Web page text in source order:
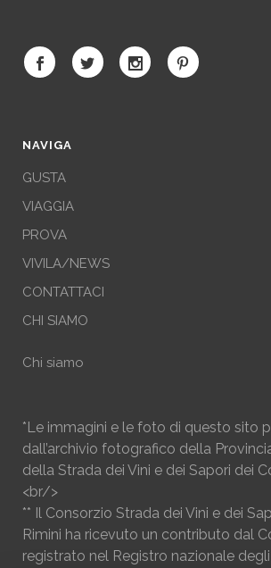
NAVIGA
GUSTA
VIAGGIA
PROVA
VIVILA/NEWS
CONTATTACI
CHI SIAMO
Chi siamo
*Le immagini e le foto di questo sito
dall’archivio fotografico della
della Strada dei Vini e dei Sapori dei
<br/>
** Il Consorzio Strada dei Vini e dei
Rimini ha ricevuto un contributo dal
registrato nel Registro nazionale